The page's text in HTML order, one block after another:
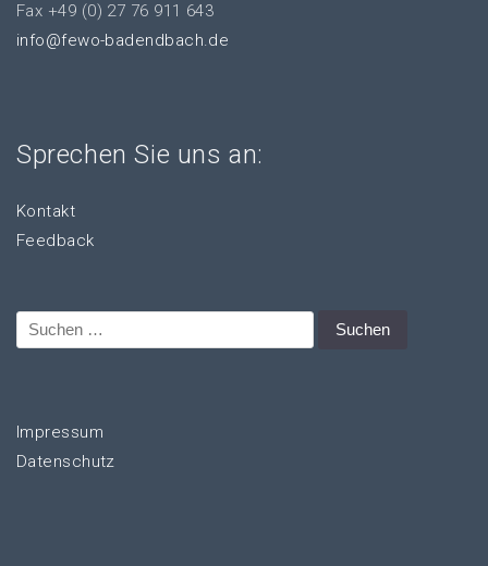
Fax +49 (0) 27 76 911 643
info@fewo-badendbach.de
Sprechen Sie uns an:
Kontakt
Feedback
Suchen
nach:
Impressum
Datenschutz